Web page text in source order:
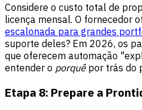
Considere o custo total de
licença mensal. O fornecedor
escalonada para grandes
suporte deles? Em 2026, os
que oferecem automação
entender o porquêpor trás do
Etapa 8: Prepare a